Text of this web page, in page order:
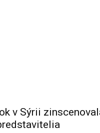
v Sýrii